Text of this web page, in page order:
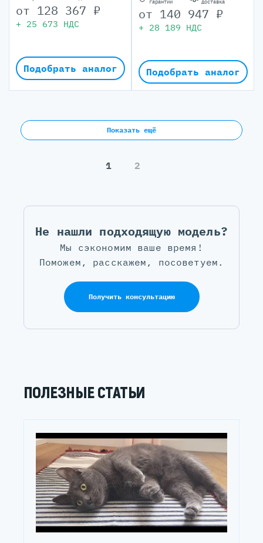
от 128 367 ₽
+ 25 673 НДС
Подобрать аналог
гарантии
доставка
от 140 947 ₽
+ 28 189 НДС
Подобрать аналог
Показать ещё
1 2
Не нашли подходящую модель?
Мы сэкономим ваше время!
Поможем, расскажем, посоветуем.
Получить консультацию
ПОЛЕЗНЫЕ СТАТЬИ